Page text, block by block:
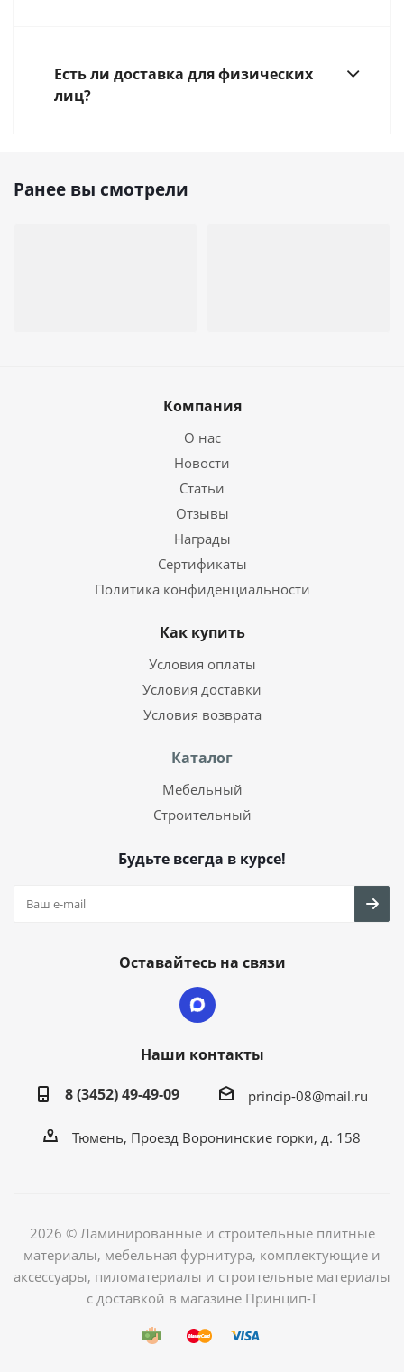
Есть ли доставка для физических
лиц?
Ранее вы смотрели
Компания
О нас
Новости
Статьи
Отзывы
Награды
Сертификаты
Политика конфиденциальности
Как купить
Условия оплаты
Условия доставки
Условия возврата
Каталог
Мебельный
Строительный
Будьте всегда в курсе!
Оставайтесь на связи
Наши контакты
8 (3452) 49-49-09
princip-08@mail.ru
Тюмень, Проезд Воронинские горки, д. 158
2026 © Ламинированные и строительные плитные
материалы, мебельная фурнитура, комплектующие и
аксессуары, пиломатериалы и строительные материалы
с доставкой в магазине Принцип-Т